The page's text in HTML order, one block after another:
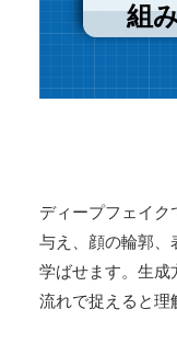
組
ディープフェイク
与え、顔の輪郭、
学ばせます。生成
流れで捉えると理